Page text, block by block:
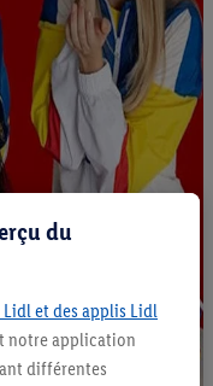
du
Lidl et des applis Lidl
notre application
différentes